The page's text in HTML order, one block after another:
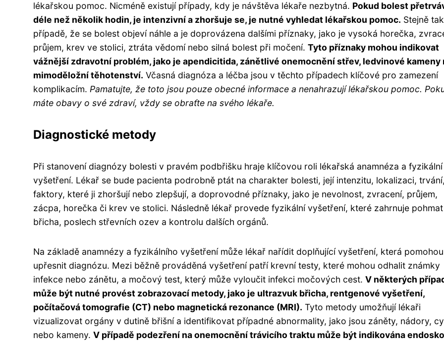
lékařskou pomoc. Nicméně existují případy, kdy je návštěva lékaře nezbytná. Pokud bolest
déle než několik hodin, je intenzivní a zhoršuje se, je nutné vyhledat lékařskou pomoc. Stejně
případě, že se bolest objeví náhle a je doprovázena dalšími příznaky, jako je vysoká horečka,
průjem, krev ve stolici, ztráta vědomí nebo silná bolest při močení. Tyto příznaky mohou indikovat
vážnější zdravotní problém, jako je apendicitida, zánětlivé onemocnění střev, ledvinové kameny
mimoděložní těhotenství. Včasná diagnóza a léčba jsou v těchto případech klíčové pro zamezení
komplikacím. Pamatujte, že toto jsou pouze obecné informace a nenahrazují lékařskou pomoc.
máte obavy o své zdraví, vždy se obraťte na svého lékaře.
Diagnostické metody
Při stanovení diagnózy bolesti v pravém podbřišku hraje klíčovou roli lékařská anamnéza a fyzikální
vyšetření. Lékař se bude pacienta podrobně ptát na charakter bolesti, její intenzitu, lokalizaci, trvání,
faktory, které ji zhoršují nebo zlepšují, a doprovodné příznaky, jako je nevolnost, zvracení, průjem,
zácpa, horečka či krev ve stolici. Následně lékař provede fyzikální vyšetření, které zahrnuje pohmat
břicha, poslech střevních ozev a kontrolu dalších orgánů.
Na základě anamnézy a fyzikálního vyšetření může lékař nařídit doplňující vyšetření, která pomohou
upřesnit diagnózu. Mezi běžně prováděná vyšetření patří krevní testy, které mohou odhalit známky
infekce nebo zánětu, a močový test, který může vyloučit infekci močových cest. V některých
může být nutné provést zobrazovací metody, jako je ultrazvuk břicha, rentgenové vyšetření,
počítačová tomografie (CT) nebo magnetická rezonance (MRI). Tyto metody umožňují lékaři
vizualizovat orgány v dutině břišní a identifikovat případné abnormality, jako jsou záněty, nádory,
nebo kameny. V případě podezření na onemocnění trávicího traktu může být indikována